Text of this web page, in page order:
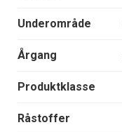
Underområde
Årgang
Produktklasse
Råstoffer